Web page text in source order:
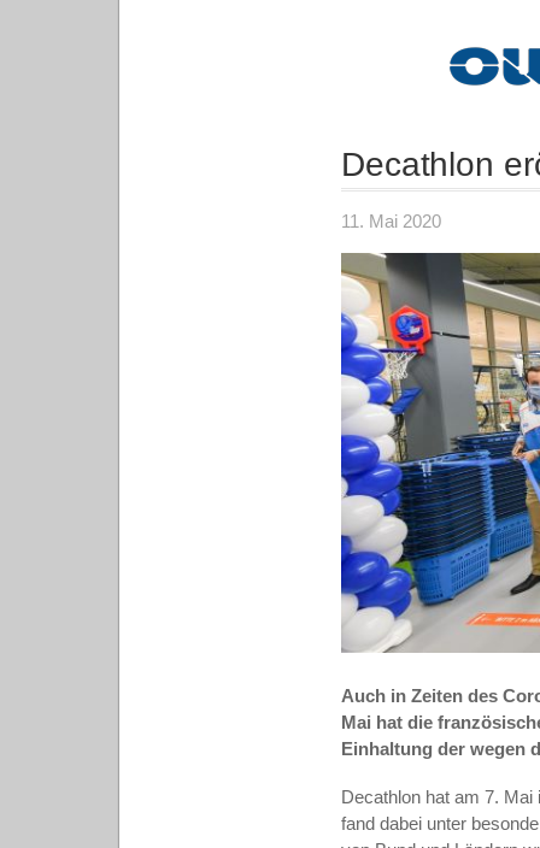
Decathlon
11. Mai 2020
Auch in Zeiten des
Mai hat die
Einhaltung der wegen
Decathlon hat am 7.
fand dabei unter